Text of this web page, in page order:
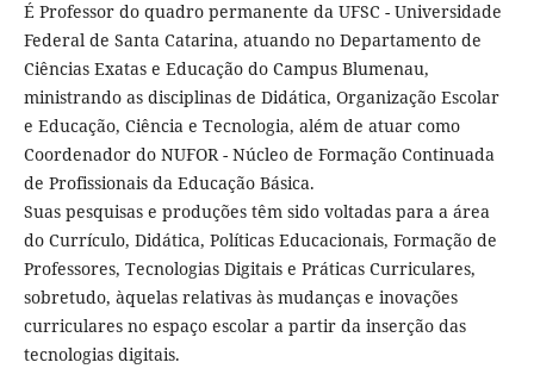
É Professor do quadro permanente da UFSC - Universidade
Federal de Santa Catarina, atuando no Departamento de
Ciências Exatas e Educação do Campus Blumenau,
ministrando as disciplinas de Didática, Organização Escolar
e Educação, Ciência e Tecnologia, além de atuar como
Coordenador do NUFOR - Núcleo de Formação Continuada
de Profissionais da Educação Básica.
Suas pesquisas e produções têm sido voltadas para a área
do Currículo, Didática, Políticas Educacionais, Formação de
Professores, Tecnologias Digitais e Práticas Curriculares,
sobretudo, àquelas relativas às mudanças e inovações
curriculares no espaço escolar a partir da inserção das
tecnologias digitais.